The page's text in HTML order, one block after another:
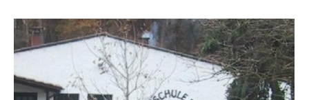
DRESDEN
NÜRNBERG
WIEN
ZÜRICH
ANDERE
REGIONEN